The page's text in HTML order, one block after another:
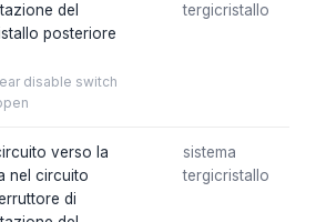
del
posteriore
disable switch
tergicristallo
verso la
nel circuito
di
sistema
tergicristallo